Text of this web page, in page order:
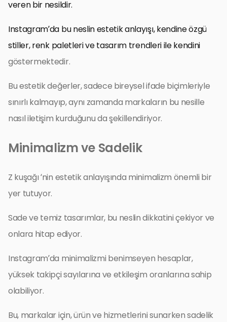
veren bir nesildir.
Instagram’da bu neslin estetik anlayışı, kendine özgü
stiller, renk paletleri ve tasarım trendleri ile kendini
göstermektedir.
Bu estetik değerler, sadece bireysel ifade biçimleriyle
sınırlı kalmayıp, aynı zamanda markaların bu nesille
nasıl iletişim kurduğunu da şekillendiriyor.
Minimalizm ve Sadelik
Z kuşağı ‘nin estetik anlayışında minimalizm önemli bir
yer tutuyor.
Sade ve temiz tasarımlar, bu neslin dikkatini çekiyor ve
onlara hitap ediyor.
Instagram’da minimalizmi benimseyen hesaplar,
yüksek takipçi sayılarına ve etkileşim oranlarına sahip
olabiliyor.
Bu, markalar için, ürün ve hizmetlerini sunarken sadelik